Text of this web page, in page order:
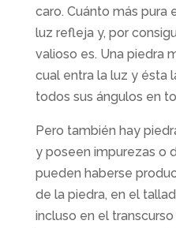
caro. Cuánto más pura
luz refleja y, por
valioso es. Una piedra
cual entra la luz y ésta
todos sus ángulos en
Pero también hay
y poseen impurezas o
pueden haberse
de la piedra, en el
incluso en el